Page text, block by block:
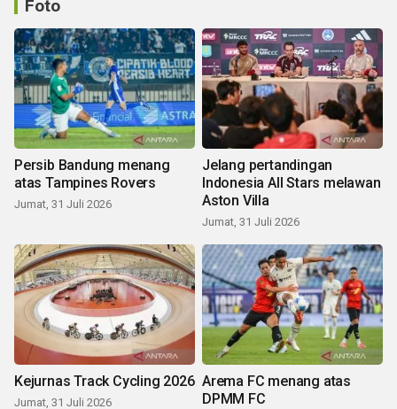
Foto
Persib Bandung menang
atas Tampines Rovers
Jumat, 31 Juli 2026
Jelang pertandingan
Indonesia All Stars melawan
Aston Villa
Jumat, 31 Juli 2026
Kejurnas Track Cycling 2026
Jumat, 31 Juli 2026
Arema FC menang atas
DPMM FC